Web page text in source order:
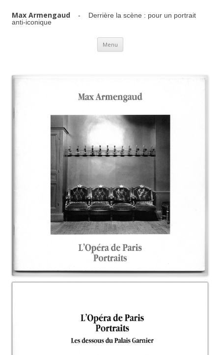
Max Armengaud - Derrière la scène : pour un portrait
anti-iconique
Menu Aller au contenu principal